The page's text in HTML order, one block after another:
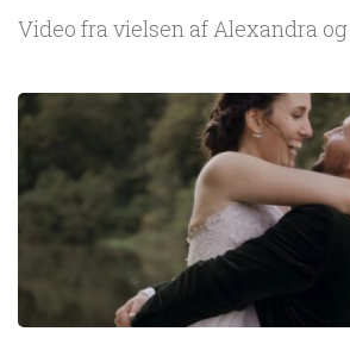
Video fra vielsen af Alexandra og